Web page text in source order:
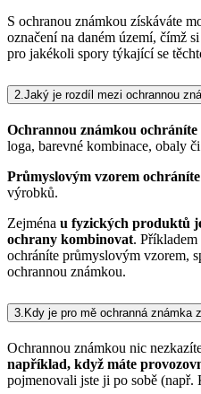
S ochranou známkou získáváte
označení na daném území, čímž
pro jakékoli spory týkající se
2. Jaký je rozdíl mezi ochrannou
Ochrannou známkou ochráníte
loga, barevné kombinace, obaly
Průmyslovým vzorem ochráníte
výrobků.
Zejména u fyzických produktů
ochrany kombinovat.
ochráníte průmyslovým vzorem,
ochrannou známkou.
3. Kdy je pro mě ochranná známka
Ochrannou známkou nic
například, když máte
pojmenovali jste ji po sobě